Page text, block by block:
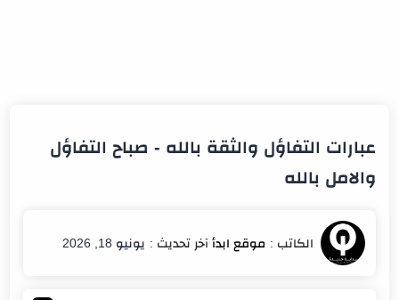
عبارات التفاؤل والثقة بالله - صباح التفاؤل
والامل بالله
يونيو 18, 2026